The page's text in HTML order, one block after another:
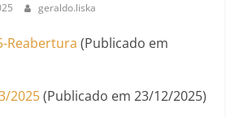
geraldo.liska
Reabertura (Publicado em
2025(Publicado em 23/12/2025)